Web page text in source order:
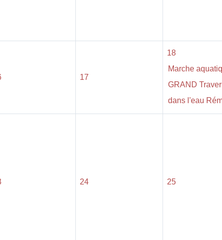
17
18
Marche
GRAND
dans l'eau
24 25